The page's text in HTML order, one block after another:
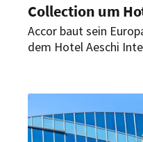
Collection um
Accor baut sein
dem Hotel Aeschi
geplant.